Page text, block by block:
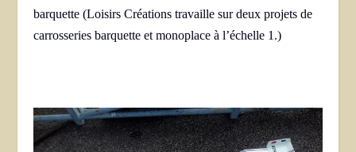
barquette (Loisirs Créations travaille sur deux projets de
carrosseries barquette et monoplace à l’échelle 1.)